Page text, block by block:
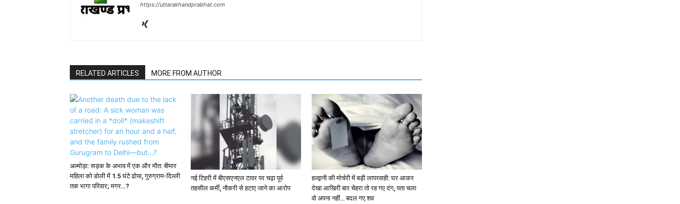
https://uttarakhandprabhat.com
RELATED ARTICLES MORE FROM AUTHOR
अल्मोड़ा: सड़क के अभाव में एक और मौत: बीमार
महिला को डोली में 1.5 घंटे ढोया, गुरुग्राम-दिल्ली
तक भागा परिवार; मगर…?
नई टिहरी में बीएसएनएल टावर पर चढ़ा पूर्व
तहसील कर्मी, नौकरी से हटाए जाने का आरोप
हल्द्वानी की मोर्चरी में बड़ी लापरवाही: घर आकर
देखा आखिरी बार चेहरा तो रह गए दंग, पता चला
वो अपना नहीं… बदल गए शव